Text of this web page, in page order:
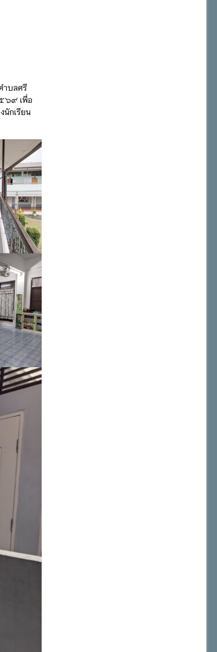
ำบลศรี
๕๖๙ เพื่อ
นักเรียน